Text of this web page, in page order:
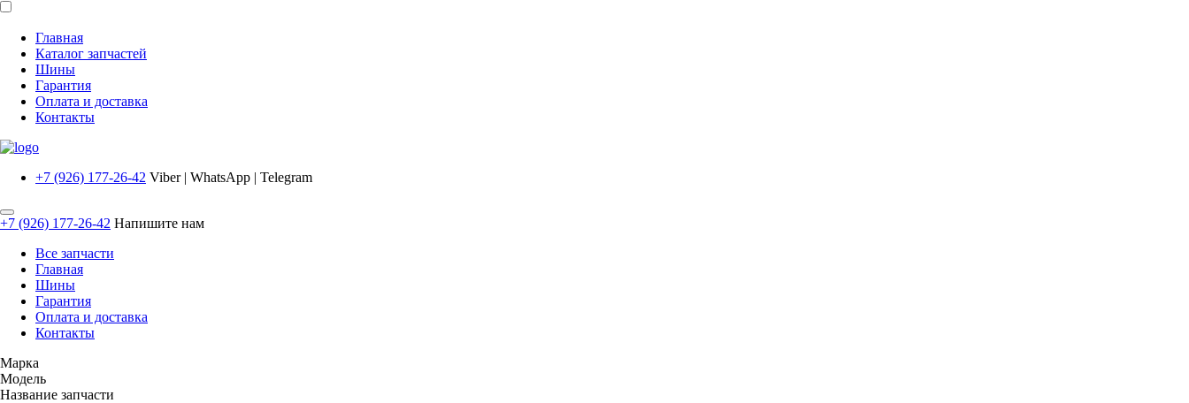
Главная
Каталог запчастей
Шины
Гарантия
Оплата и доставка
Контакты
+7 (926) 177-26-42 Viber | WhatsApp | Telegram
+7 (926) 177-26-42 Напишите нам
Все запчасти
Главная
Шины
Гарантия
Оплата и доставка
Контакты
Марка
Модель
Название запчасти